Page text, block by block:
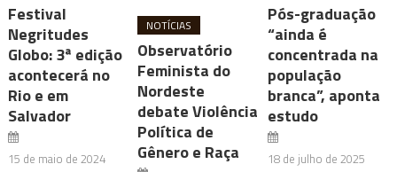
Festival
Negritudes
Globo: 3ª edição
acontecerá no
Rio e em
Salvador
15 de maio de 2024
NOTÍCIAS
Observatório
Feminista do
Nordeste
debate Violência
Política de
Gênero e Raça
Pós-graduação
“ainda é
concentrada na
população
branca”, aponta
estudo
18 de julho de 2025